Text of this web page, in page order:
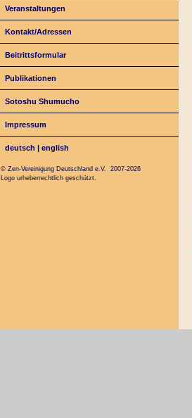
Veranstaltungen
Kontakt/Adressen
Beitrittsformular
Publikationen
Sotoshu Shumucho
Impressum
deutsch |english
© Zen-Vereinigung Deutschland e.V. 2007-2026
Logo urheberrechtlich geschützt.